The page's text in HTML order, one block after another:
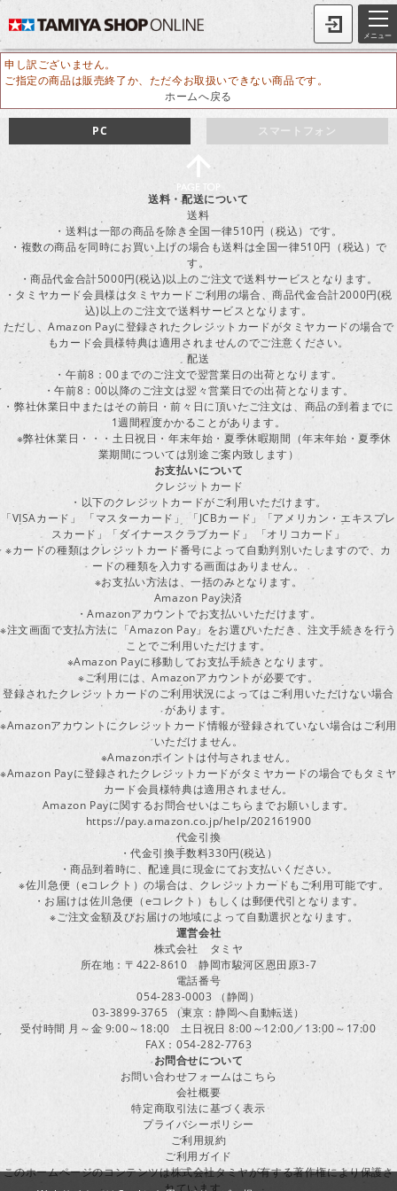
メニュー
申し訳ございません。
ご指定の商品は販売終了か、ただ今お取扱いできない商品です。
ホームへ戻る
スマートフォン
PC
送料・配送について
送料
・送料は一部の商品を除き全国一律510円（税込）です。
・複数の商品を同時にお買い上げの場合も送料は全国一律510円（税込）で
す。
・商品代金合計5000円(税込)以上のご注文で送料サービスとなります。
・タミヤカード会員様はタミヤカードご利用の場合、商品代金合計2000円(税
込)以上のご注文で送料サービスとなります。
ただし、Amazon Payに登録されたクレジットカードがタミヤカードの場合で
もカード会員様特典は適用されませんのでご注意ください。
配送
・午前8：00までのご注文で翌営業日の出荷となります。
・午前8：00以降のご注文は翌々営業日での出荷となります。
・弊社休業日中またはその前日・前々日に頂いたご注文は、商品の到着までに
1週間程度かかることがあります。
※弊社休業日・・・土日祝日・年末年始・夏季休暇期間（年末年始・夏季休
業期間については別途ご案内致します）
お支払いについて
クレジットカード
・以下のクレジットカードがご利用いただけます。
「VISAカード」 「マスターカード」 「JCBカード」「アメリカン・エキスプレ
スカード」「ダイナースクラブカード」 「オリコカード」
※カードの種類はクレジットカード番号によって自動判別いたしますので、カ
ードの種類を入力する画面はありません。
※お支払い方法は、一括のみとなります。
Amazon Pay決済
・Amazonアカウントでお支払いいただけます。
※注文画面で支払方法に「Amazon Pay」をお選びいただき、注文手続きを行う
ことでご利用いただけます。
※Amazon Payに移動してお支払手続きとなります。
※ご利用には、Amazonアカウントが必要です。
登録されたクレジットカードのご利用状況によってはご利用いただけない場合
があります。
※Amazonアカウントにクレジットカード情報が登録されていない場合はご利用
いただけません。
※Amazonポイントは付与されません。
※Amazon Payに登録されたクレジットカードがタミヤカードの場合でもタミヤ
カード会員様特典は適用されません。
Amazon Payに関するお問合せいはこちらまでお願いします。
https://pay.amazon.co.jp/help/202161900
代金引換
・代金引換手数料330円(税込）
・商品到着時に、配達員に現金にてお支払いください。
※佐川急便（eコレクト）の場合は、クレジットカードもご利用可能です。
・お届けは佐川急便（eコレクト）もしくは郵便代引となります。
※ご注文金額及びお届けの地域によって自動選択となります。
運営会社
株式会社 タミヤ
所在地：〒422-8610 静岡市駿河区恩田原3-7
電話番号
054-283-0003 （静岡）
03-3899-3765 （東京：静岡へ自動転送）
受付時間 月～金 9:00～18:00 土日祝日 8:00～12:00／13:00～17:00
FAX：054-282-7763
お問合せについて
お問い合わせフォームはこちら
会社概要
特定商取引法に基づく表示
プライバシーポリシー
ご利用規約
ご利用ガイド
このホームページのコンテンツは株式会社タミヤが有する著作権により保護さ
れています。